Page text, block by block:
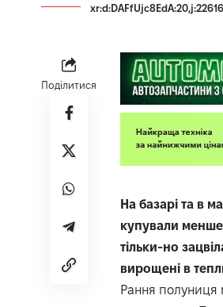
Поділитися
На базарі та в
купували
тільки-но
вирощені в
Рання полуниця